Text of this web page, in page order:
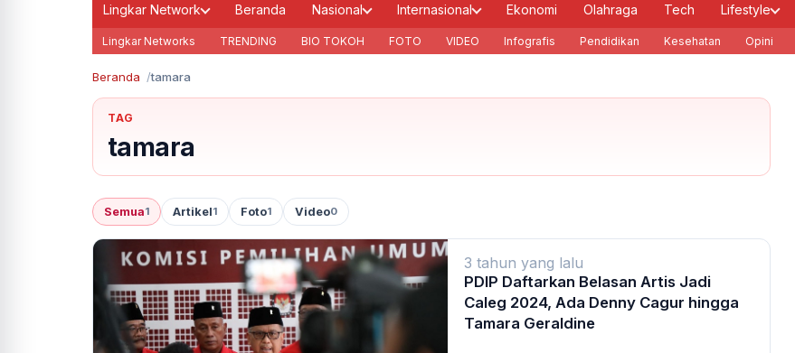
Lingkar Network Beranda Nasional Internasional Ekonomi Olahraga Tech Lifestyle
Lingkar Networks TRENDING BIO TOKOH FOTO VIDEO Infografis Pendidikan Kesehatan Opini
Beranda tamara
TAG
tamara
Semua1 Artikel1 Foto1 Video0
3 tahun yang lalu
PDIP Daftarkan Belasan Artis Jadi
Caleg 2024, Ada Denny Cagur hingga
Tamara Geraldine